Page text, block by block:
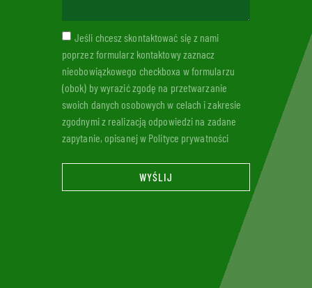
Jeśli chcesz skontaktować się z nami
poprzez formularz kontaktowy zaznacz
nieobowiązkowego checkboxa w formularzu
(obok) by wyrazić zgodę na przetwarzanie
swoich danych osobowych w celach i zakresie
zgodnymi z realizacją odpowiedzi na zadane
zapytanie, opisanej w Polityce prywatności
WYŚLIJ